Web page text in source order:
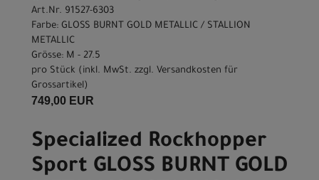
Art.Nr. 91527-6303
Farbe: GLOSS BURNT GOLD METALLIC / STALLION
METALLIC
Grösse: M - 27.5
pro Stück (inkl. MwSt. zzgl. Versandkosten für
Grossartikel)
749,00 EUR
Specialized Rockhopper
Sport GLOSS BURNT GOLD